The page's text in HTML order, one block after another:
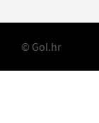
© Gol.hr